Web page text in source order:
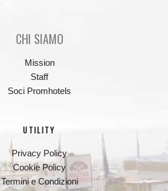
CHI SIAMO
Mission
Staff
Soci Promhotels
UTILITY
Privacy Policy
Cookie Policy
Termini e Condizioni